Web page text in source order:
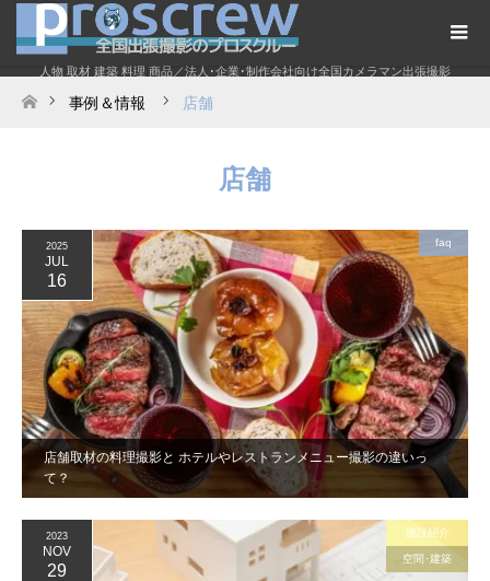
人物 取材 建築 料理 商品／法人･企業･制作会社向け全国カメラマン出張撮影
ホーム
事例＆情報 店舗
店舗
店舗取材の料理撮影と ホテルやレストランメニュー撮影の違いっ
て？
2025
JUL
16
faq
2023
NOV
29
施設紹介
空間･建築